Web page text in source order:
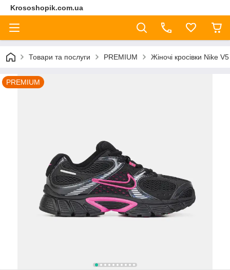
Krososhopik.com.ua
Товари та послуги PREMIUM Жіночі кросівки Nike
PREMIUM